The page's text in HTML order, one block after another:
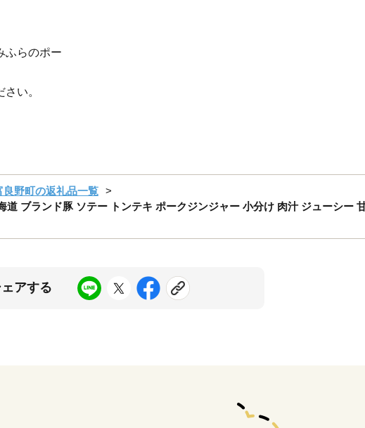
ふらのポー
い。
良野町の返礼品一覧
ブランド豚 ソテー トンテキ ポークジンジャー 小分け 肉汁 ジューシー
アする